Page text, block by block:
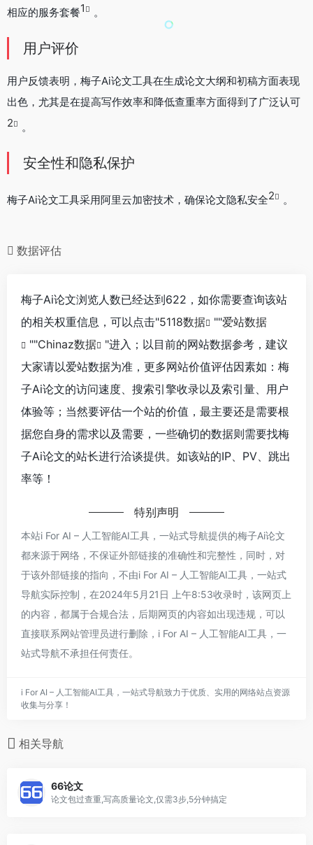
相应的服务套餐1 。
用户评价
用户反馈表明，梅子Ai论文工具在生成论文大纲和初稿方面表现
出色，尤其是在提高写作效率和降低查重率方面得到了广泛认可
2
。
安全性和隐私保护
梅子Ai论文工具采用阿里云加密技术，确保论文隐私安全2 。
数据评估
梅子Ai论文浏览人数已经达到622，如你需要查询该站
的相关权重信息，可以点击"5118数据 ""爱站数据
""Chinaz数据
"进入；以目前的网站数据参考，建议
大家请以爱站数据为准，更多网站价值评估因素如：梅
子Ai论文的访问速度、搜索引擎收录以及索引量、用户
体验等；当然要评估一个站的价值，最主要还是需要根
据您自身的需求以及需要，一些确切的数据则需要找梅
子Ai论文的站长进行洽谈提供。如该站的IP、PV、跳出
率等！
特别声明
本站i For AI – 人工智能AI工具，一站式导航提供的梅子Ai论文
都来源于网络，不保证外部链接的准确性和完整性，同时，对
于该外部链接的指向，不由i For AI – 人工智能AI工具，一站式
导航实际控制，在2024年5月21日 上午8:53收录时，该网页上
的内容，都属于合规合法，后期网页的内容如出现违规，可以
直接联系网站管理员进行删除，i For AI – 人工智能AI工具，一
站式导航不承担任何责任。
i For AI – 人工智能AI工具，一站式导航致力于优质、实用的网络站点资源
收集与分享！
相关导航
66论文
论文包过查重,写高质量论文,仅需3步,5分钟搞定